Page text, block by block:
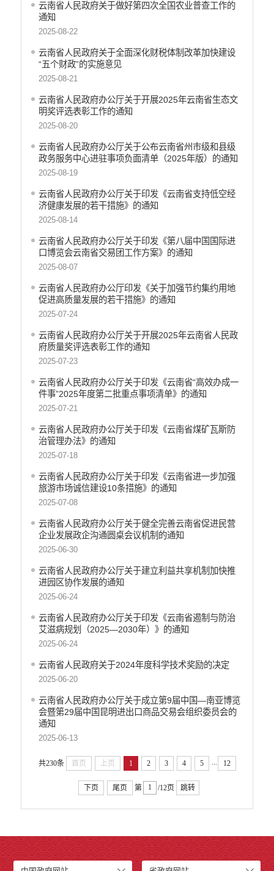
云南省人民政府关于做好第四次全国农业普查工作的
通知
2025-08-22
云南省人民政府关于全面深化财税体制改革加快建设
“五个财政”的实施意见
2025-08-21
云南省人民政府办公厅关于开展2025年云南省生态文
明奖评选表彰工作的通知
2025-08-20
云南省人民政府办公厅关于公布云南省州市级和县级
政务服务中心进驻事项负面清单（2025年版）的通知
2025-08-19
云南省人民政府办公厅关于印发《云南省支持低空经
济健康发展的若干措施》的通知
2025-08-14
云南省人民政府办公厅关于印发《第八届中国国际进
口博览会云南省交易团工作方案》的通知
2025-08-07
云南省人民政府办公厅印发《关于加强节约集约用地
促进高质量发展的若干措施》的通知
2025-07-24
云南省人民政府办公厅关于开展2025年云南省人民政
府质量奖评选表彰工作的通知
2025-07-23
云南省人民政府办公厅关于印发《云南省“高效办成一
件事”2025年度第二批重点事项清单》的通知
2025-07-21
云南省人民政府办公厅关于印发《云南省煤矿瓦斯防
治管理办法》的通知
2025-07-18
云南省人民政府办公厅关于印发《云南省进一步加强
旅游市场诚信建设10条措施》的通知
2025-07-08
云南省人民政府办公厅关于健全完善云南省促进民营
企业发展政企沟通圆桌会议机制的通知
2025-06-30
云南省人民政府办公厅关于建立利益共享机制加快推
进园区协作发展的通知
2025-06-24
云南省人民政府办公厅关于印发《云南省遏制与防治
艾滋病规划（2025—2030年）》的通知
2025-06-24
云南省人民政府关于2024年度科学技术奖励的决定
2025-06-20
云南省人民政府办公厅关于成立第9届中国—南亚博览
会暨第29届中国昆明进出口商品交易会组织委员会的
通知
2025-06-13
共230条 首页 上页 1 2 3 4 5 ... 12
下页 尾页 第 /12页 跳转